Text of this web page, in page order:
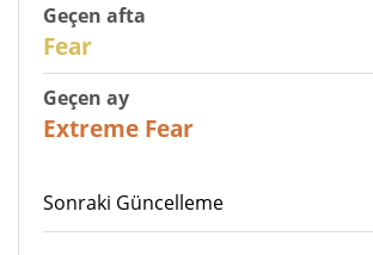
Geçen afta
Fear
Geçen ay
Extreme Fear
Sonraki Güncelleme